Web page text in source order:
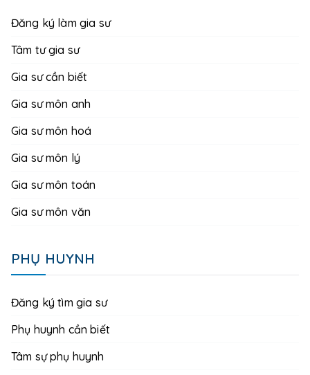
Đăng ký làm gia sư
Tâm tư gia sư
Gia sư cần biết
Gia sư môn anh
Gia sư môn hoá
Gia sư môn lý
Gia sư môn toán
Gia sư môn văn
PHỤ HUYNH
Đăng ký tìm gia sư
Phụ huynh cần biết
Tâm sự phụ huynh